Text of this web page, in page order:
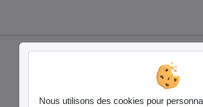
Nous utilisons des cookies pour